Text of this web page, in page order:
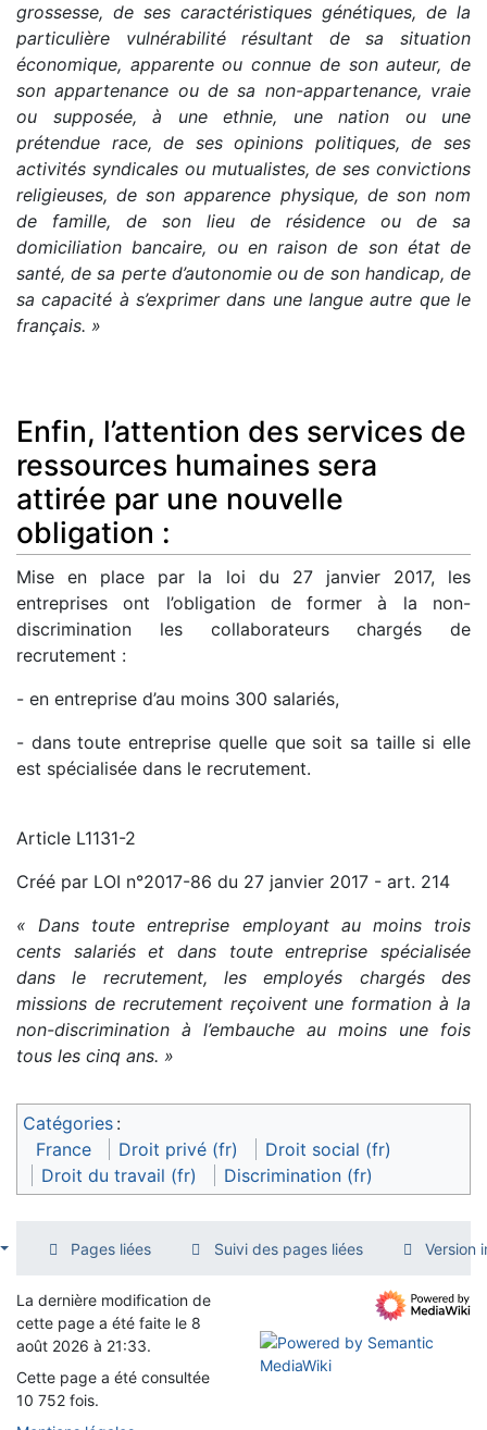
grossesse, de ses caractéristiques génétiques, de la
particulière vulnérabilité résultant de sa situation
économique, apparente ou connue de son auteur, de
son appartenance ou de sa non-appartenance, vraie
ou supposée, à une ethnie, une nation ou une
prétendue race, de ses opinions politiques, de ses
activités syndicales ou mutualistes, de ses convictions
religieuses, de son apparence physique, de son nom
de famille, de son lieu de résidence ou de sa
domiciliation bancaire, ou en raison de son état de
santé, de sa perte d’autonomie ou de son handicap, de
sa capacité à s’exprimer dans une langue autre que le
français. »
Enfin, l’attention des services de
ressources humaines sera
attirée par une nouvelle
obligation :
Mise en place par la loi du 27 janvier 2017, les
entreprises ont l’obligation de former à la non-
discrimination les collaborateurs chargés de
recrutement :
- en entreprise d’au moins 300 salariés,
- dans toute entreprise quelle que soit sa taille si elle
est spécialisée dans le recrutement.
Article L1131-2
Créé par LOI n°2017-86 du 27 janvier 2017 - art. 214
« Dans toute entreprise employant au moins trois
cents salariés et dans toute entreprise spécialisée
dans le recrutement, les employés chargés des
missions de recrutement reçoivent une formation à la
non-discrimination à l’embauche au moins une fois
tous les cinq ans. »
Catégories :
France
Droit privé (fr)
Droit social (fr)
Droit du travail (fr)
Discrimination (fr)
Pages liées Suivi des pages liées Version
La dernière modification de
cette page a été faite le 8
août 2026 à 21:33.
Cette page a été consultée
10 752 fois.